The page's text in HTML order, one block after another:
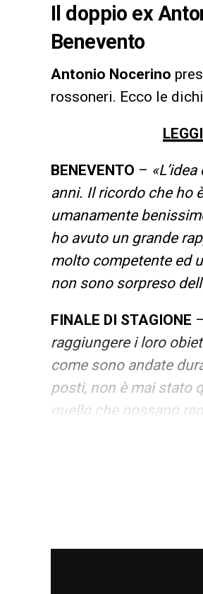
Il doppio ex
Benevento
Antonio Nocerino
rossoneri. Ecco le
BENEVENTO –
anni. Il ricordo che ho
umanamente
ho avuto un grande
molto competente ed
non sono sorpreso
FINALE DI STAGIONE –
raggiungere i loro
come sono andate
posti, non è mai stato
quello che possano